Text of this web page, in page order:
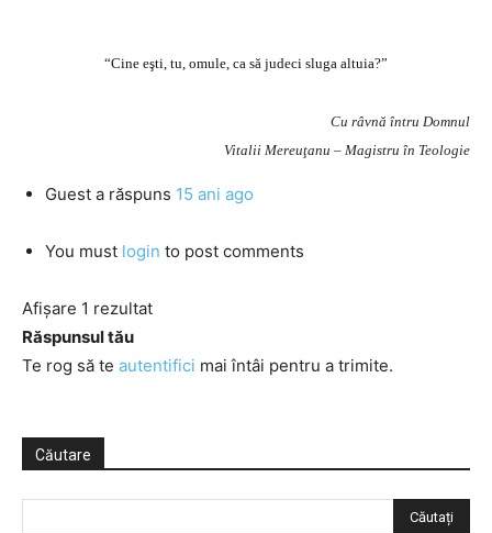
“Cine eşti, tu, omule, ca să judeci sluga altuia?”
Cu râvnă întru Domnul
Vitalii Mereuţanu – Magistru în Teologie
Guest a răspuns 15 ani ago
You must login to post comments
Afișare 1 rezultat
Răspunsul tău
Te rog să te autentifici mai întâi pentru a trimite.
Căutare